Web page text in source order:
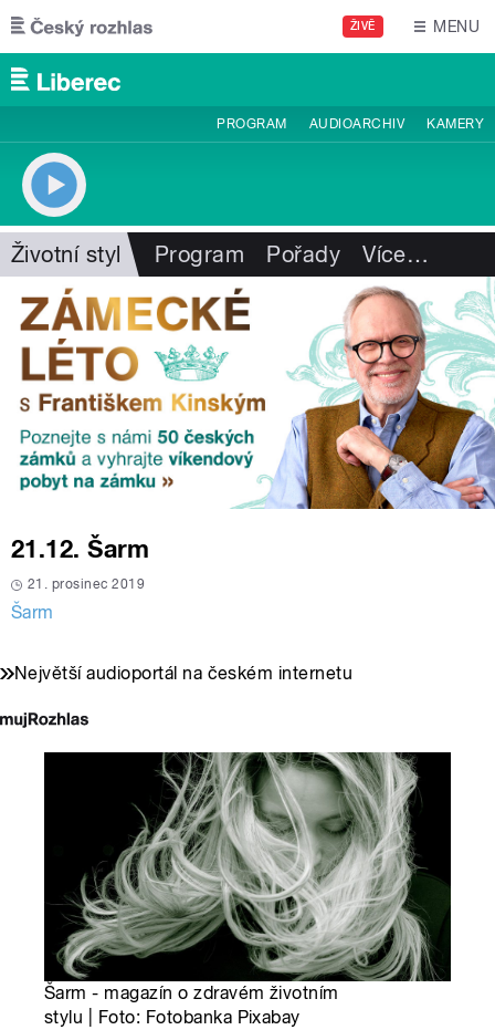
Přejít k hlavnímu obsahu
ŽIVĚ MENU
PROGRAM AUDIOARCHIV KAMERY
Životní styl Program Pořady Více…
21.12. Šarm
21. prosinec 2019
Šarm
Největší audioportál na českém internetu
Šarm - magazín o zdravém životním
stylu | Foto: Fotobanka Pixabay